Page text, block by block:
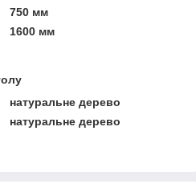
750 мм
1600 мм
натуральне дерево
натуральне дерево